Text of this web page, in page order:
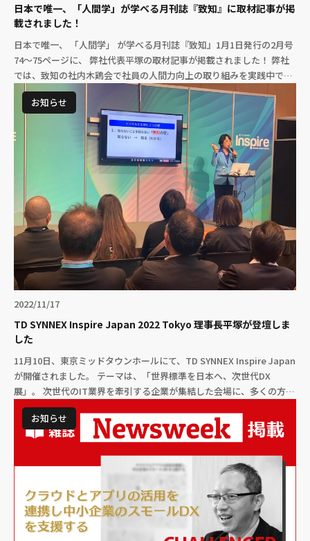
日本で唯一、「人間学」が学べる月刊誌『致知』に取材記事が掲
載されました！
日本で唯一、 「人間学」 が学べる月刊誌『致知』1月1日発行の2月号
74〜75ページに、 弊社代表平塚の取材記事が掲載されました！ 弊社
では、致知の社内木鶏会で社員の人間力向上の取り組みを実践中で
す。 Google のク […]
お知らせ
2022/11/17
TD SYNNEX Inspire Japan 2022 Tokyo 理事長平塚が登壇しま
した
11月10日、東京ミッドタウンホールにて、TD SYNNEX Inspire Japan
が開催されました。 テーマは、「世界標準を日本へ、次世代DX
展」。 次世代のIT業界を牽引する企業が集結した会場に、多くの方が
集ま […]
お知らせ